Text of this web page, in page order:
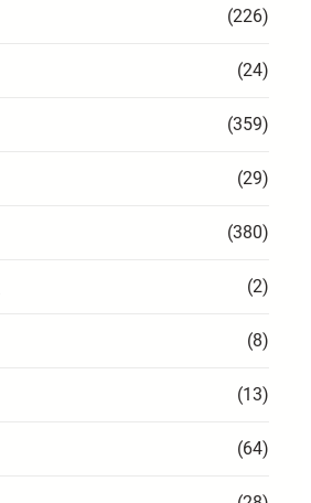
(226)
(24)
(359)
(29)
(380)
(2)
(8)
(13)
(64)